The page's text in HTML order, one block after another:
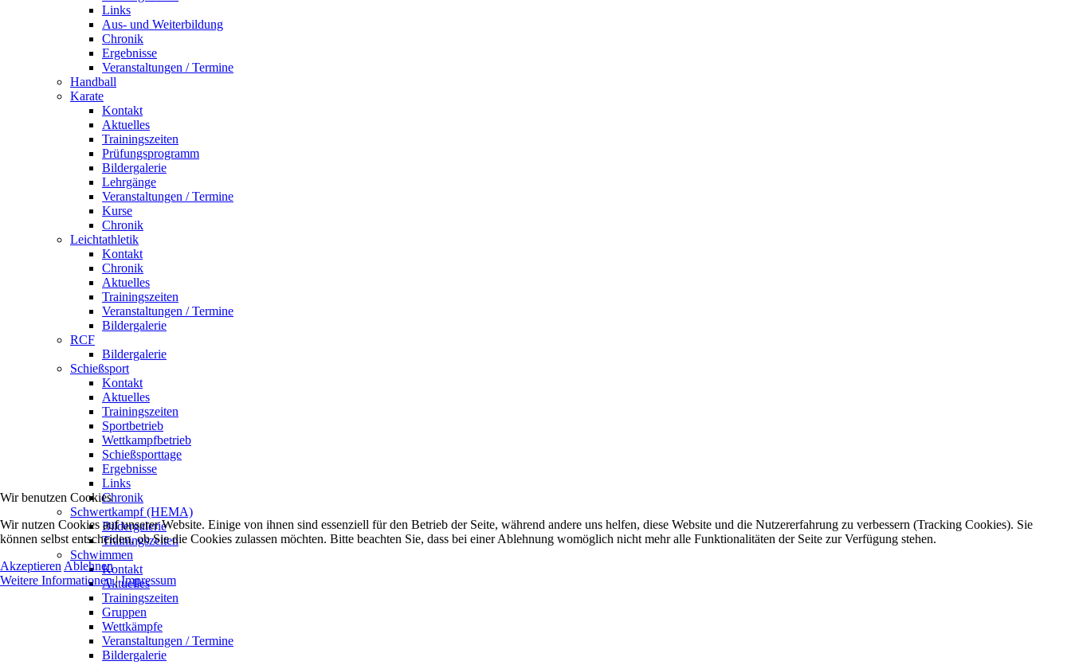
Links
Aus- und Weiterbildung
Chronik
Ergebnisse
Veranstaltungen / Termine
Handball
Karate
Kontakt
Aktuelles
Trainingszeiten
Prüfungsprogramm
Bildergalerie
Lehrgänge
Veranstaltungen / Termine
Kurse
Chronik
Leichtathletik
Kontakt
Chronik
Aktuelles
Trainingszeiten
Veranstaltungen / Termine
Bildergalerie
RCF
Bildergalerie
Schießsport
Kontakt
Aktuelles
Trainingszeiten
Sportbetrieb
Wettkampfbetrieb
Schießsporttage
Ergebnisse
Links
Chronik
Schwertkampf (HEMA)
Bildergalerie
Trainingszeiten
Schwimmen
Kontakt
Aktuelles
Trainingszeiten
Gruppen
Wettkämpfe
Veranstaltungen / Termine
Bildergalerie
Wir benutzen Cookies
Wir nutzen Cookies auf unserer Website. Einige von ihnen sind essenziell für den Betrieb der Seite, während andere uns helfen, diese Website und die Nutzererfahrung zu verbessern (Tracking Cookies). Sie
können selbst entscheiden, ob Sie die Cookies zulassen möchten. Bitte beachten Sie, dass bei einer Ablehnung womöglich nicht mehr alle Funktionalitäten der Seite zur Verfügung stehen.
Akzeptieren Ablehnen
Weitere Informationen|Impressum